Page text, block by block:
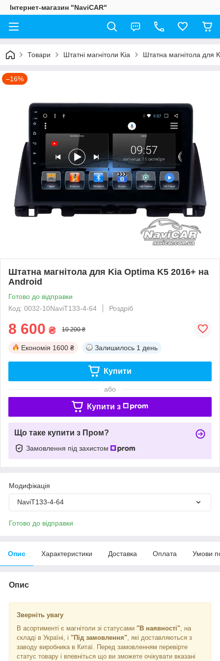
Інтернет-магазин "NaviCAR"
Товари Штатні магнітоли Kia Штатна магнітола для
–16%
Штатна магнітола для Kia Optima K5 2016+ на
Android
Готово до відправки
Код: 0032-10NaviT133-4-64
Роздріб
8 600 ₴ 10 200 ₴
Економія 1600 ₴ Залишилось 1 день
Купити
або
Купити з
Що таке купити з Пром?
Замовлення під захистом
Модифікація
NaviT133-4-64
Готово до відправки
Опис Характеристики Доставка Оплата Умови
Опис
Зверніть увагу
В асортименті є магнітоли зі статусами "В наявності" , на
складі в Україні, і "Під замовлення" , які доставляються з
заводу виробника в Китаї. Перед замовленням перевірте
статус товару і впевніться що ви зможете очікувати вказані